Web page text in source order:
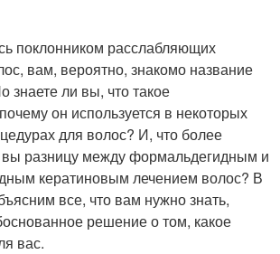
поклонником расслабляющих
вам, вероятно, знакомо название
знаете ли вы, что такое
он используется в некоторых
для волос? И, что более
вы разницу между формальдегидным и
кератиновым лечением волос? В
все, что вам нужно знать,
решение о том, какое
вас.